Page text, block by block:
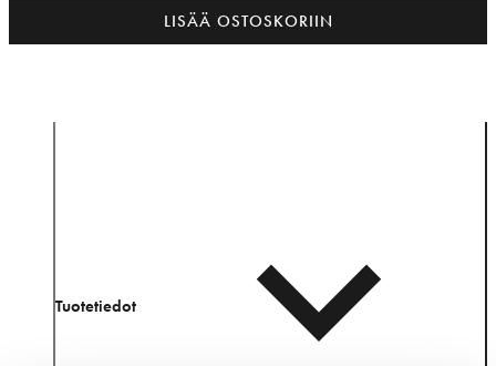
LISÄÄ OSTOSKORIIN
Tuotetiedot